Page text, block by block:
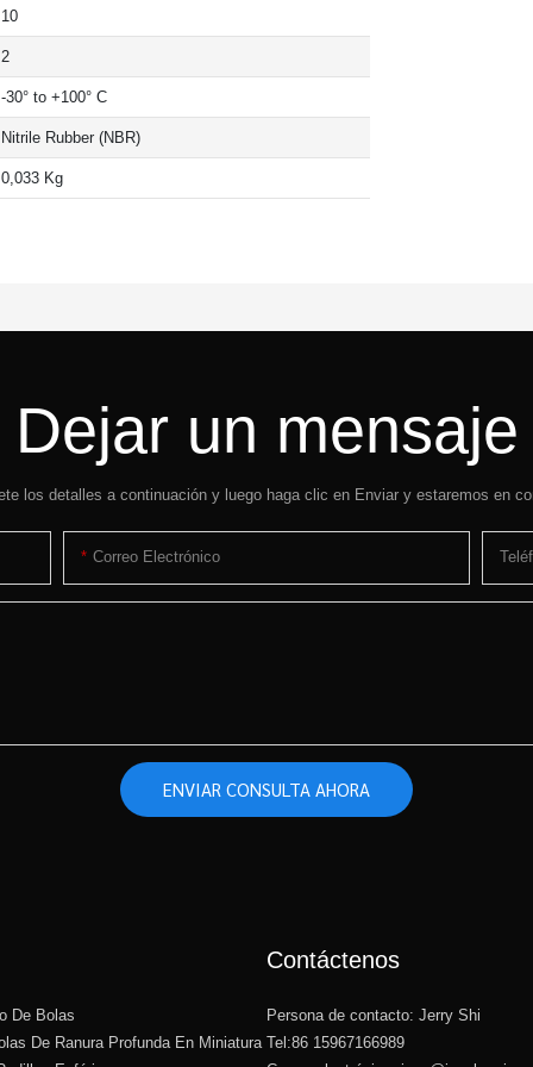
10
2
-30° to +100° C
Nitrile Rubber (NBR)
0,033 Kg
Dejar un mensaje
los detalles a continuación y luego haga clic en Enviar y estaremos en
Correo Electrónico
ENVIAR CONSULTA AHORA
De Bolas
De Ranura Profunda En Miniatura
Contáctenos
Persona de contacto: Jerry Shi
Tel:86 15967166989